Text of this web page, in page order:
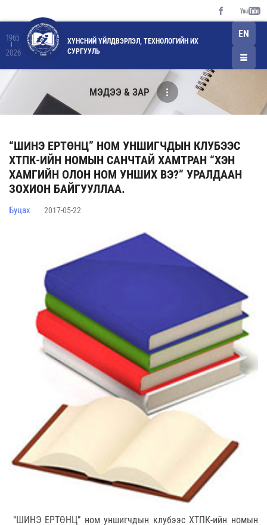
1965
2026
ХҮНСНИЙ ҮЙЛДВЭРЛЭЛ, ТЕХНОЛОГИЙН ИХ
СУРГУУЛЬ
EN
МЭДЭЭ & ЗАР
“ШИНЭ ЕРТӨНЦ” НОМ УНШИГЧДЫН КЛУБЭЭС
ХТПК-ИЙН НОМЫН САНЧТАЙ ХАМТРАН “ХЭН
ХАМГИЙН ОЛОН НОМ УНШИХ ВЭ?” УРАЛДААН
ЗОХИОН БАЙГУУЛЛАА.
Буцах 2017-05-22
“ШИНЭ ЕРТӨНЦ” ном уншигчдын клубээс ХТПК-ийн номын